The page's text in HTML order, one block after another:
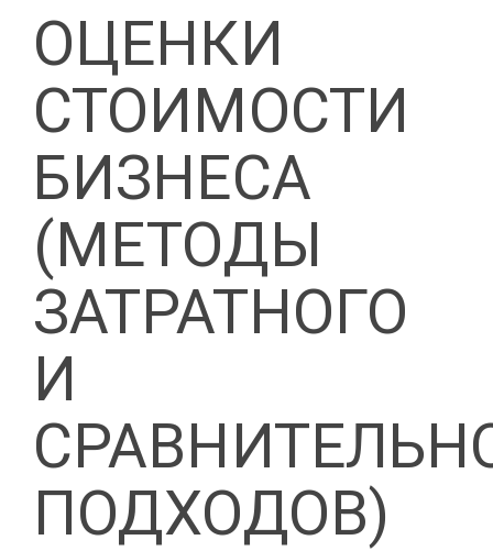
ОЦЕНКИ
СТОИМОСТИ
БИЗНЕСА
(МЕТОДЫ
ЗАТРАТНОГО
И
ПОДХОДОВ)